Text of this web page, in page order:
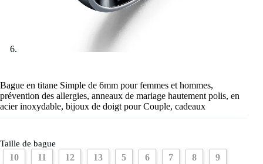
Bague en titane Simple de 6mm pour femmes et hommes,
prévention des allergies, anneaux de mariage hautement polis, en
acier inoxydable, bijoux de doigt pour Couple, cadeaux
Taille de bague
10 11 12 13 5 6 7 8 9